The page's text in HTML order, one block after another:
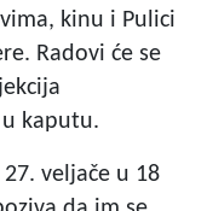
kinu i Pulici
Radovi će se
kaputu.
veljače u 18